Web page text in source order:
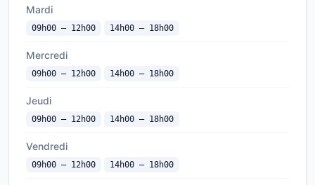
Mardi
09h00 — 12h00 14h00 — 18h00
Mercredi
09h00 — 12h00 14h00 — 18h00
Jeudi
09h00 — 12h00 14h00 — 18h00
Vendredi
09h00 — 12h00 14h00 — 18h00